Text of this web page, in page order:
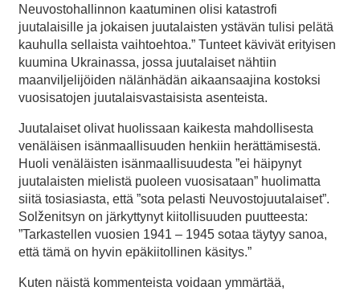
Neuvostohallinnon kaatuminen olisi katastrofi
juutalaisille ja jokaisen juutalaisten ystävän tulisi pelätä
kauhulla sellaista vaihtoehtoa.” Tunteet kävivät erityisen
kuumina Ukrainassa, jossa juutalaiset nähtiin
maanviljelijöiden nälänhädän aikaansaajina kostoksi
vuosisatojen juutalaisvastaisista asenteista.
Juutalaiset olivat huolissaan kaikesta mahdollisesta
venäläisen isänmaallisuuden henkiin herättämisestä.
Huoli venäläisten isänmaallisuudesta ”ei häipynyt
juutalaisten mielistä puoleen vuosisataan” huolimatta
siitä tosiasiasta, että ”sota pelasti Neuvostojuutalaiset”.
Solženitsyn on järkyttynyt kiitollisuuden puutteesta:
”Tarkastellen vuosien 1941 – 1945 sotaa täytyy sanoa,
että tämä on hyvin epäkiitollinen käsitys.”
Kuten näistä kommenteista voidaan ymmärtää,